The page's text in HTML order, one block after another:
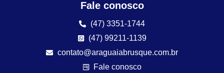
Fale conosco
(47) 3351-1744
(47) 99211-1139
contato@araguaiabrusque.com.br
Fale conosco